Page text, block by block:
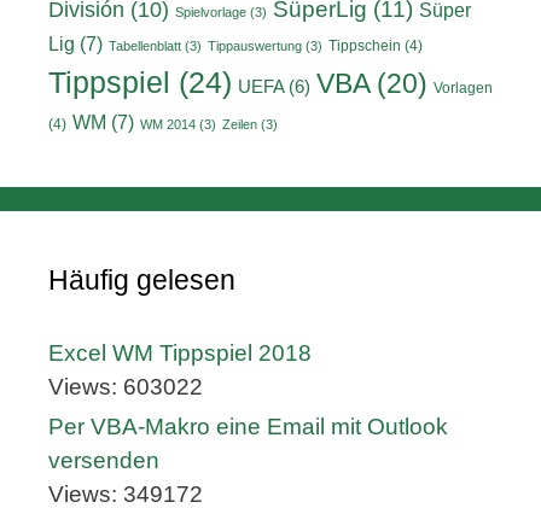
División (10) Spielvorlage (3) SüperLig (11) Süper
Lig (7) Tabellenblatt (3) Tippauswertung (3) Tippschein (4)
Tippspiel (24) UEFA(6) VBA(20) Vorlagen
(4) WM (7) WM 2014 (3) Zeilen (3)
Häufig gelesen
Excel WM Tippspiel 2018
Views: 603022
Per VBA-Makro eine Email mit Outlook
versenden
Views: 349172